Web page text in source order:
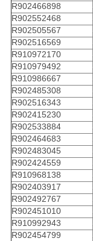
R902466898
R902552468
R902505567
R902516569
R910972170
R910979492
R910986667
R902485308
R902516343
R902415230
R902533884
R902464683
R902483045
R902424559
R910968138
R902403917
R902492767
R902451010
R910992943
R902454799